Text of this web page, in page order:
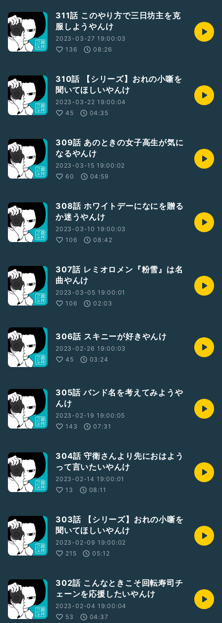
311話 このやり方で三日坊主を克
服しようやんけ
2023-03-27 19:00:03
136
08:26
310話 【シリーズ】おれの小噺を
聞いてほしいやんけ
2023-03-22 19:00:04
45
04:35
309話 あのときの女子高生が気に
なるやんけ
2023-03-15 19:00:02
60
04:59
308話 ホワイトデーになにを贈る
か迷うやんけ
2023-03-10 19:00:03
106
08:42
307話 レミオロメン『粉雪』は名
曲やんけ
2023-03-05 19:00:01
106
02:03
306話 スキニーが好きやんけ
2023-02-26 19:00:03
45
03:24
305話 バンド名を考えてみようや
んけ
2023-02-19 19:00:05
143
07:31
304話 守衛さんより先におはよう
って言いたいやんけ
2023-02-14 19:00:01
13
08:11
303話 【シリーズ】おれの小噺を
聞いてほしいやんけ
2023-02-09 19:00:02
215
05:12
302話 こんなときこそ回転寿司チ
ェーンを応援したいやんけ
2023-02-04 19:00:04
53
04:37